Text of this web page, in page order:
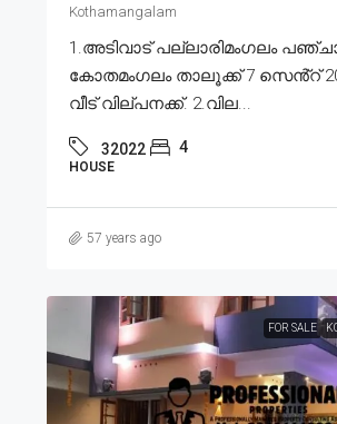
Kothamangalam
1.അടിവാട് പല്ലാരിമംഗലം
കോതമംഗലം താലൂക്ക് 7 സെൻ്റ്
വീട് വില്പനക്ക്. 2.വില...
32022 4
HOUSE
57 years ago
FOR SALE